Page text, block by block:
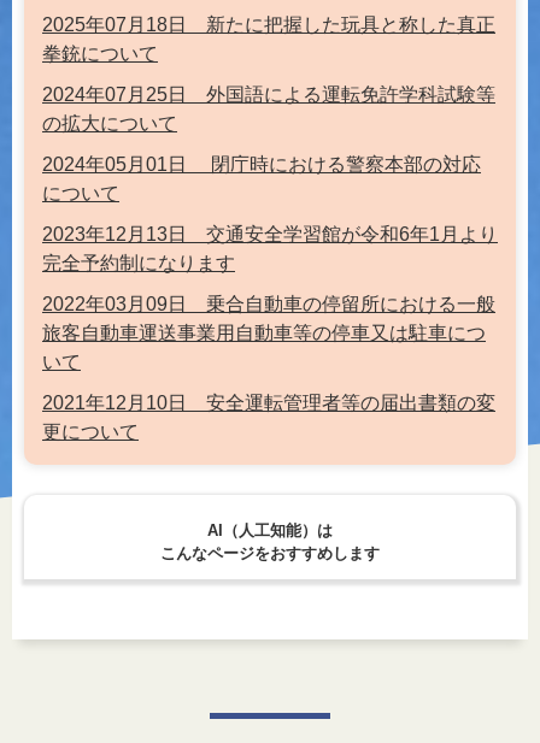
2025年07月18日 新たに把握した玩具と称した真正
拳銃について
2024年07月25日 外国語による運転免許学科試験等
の拡大について
2024年05月01日 閉庁時における警察本部の対応
について
2023年12月13日 交通安全学習館が令和6年1月より
完全予約制になります
2022年03月09日 乗合自動車の停留所における一般
旅客自動車運送事業用自動車等の停車又は駐車につ
いて
2021年12月10日 安全運転管理者等の届出書類の変
更について
AI（人工知能）は
こんなページをおすすめします